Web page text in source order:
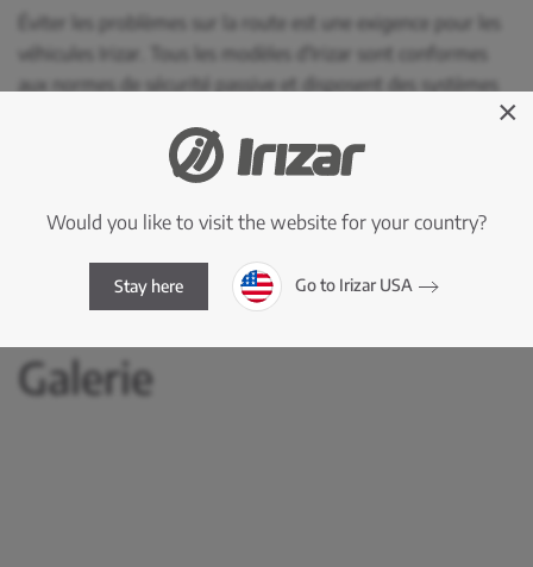
Éviter les problèmes sur la route est une exigence pour les
véhicules Irizar. Tous les modèles d'Irizar sont conformes
aux normes de sécurité passive et disposent des systèmes
stabilité et minimiser les risques en cas d'imprévus.
En savoir plus sur la sécurité d'Irizar
Galerie
×
Would you like to visit the website for your country?
Stay here Go to Irizar USA